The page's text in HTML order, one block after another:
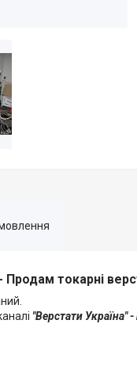
токарні
"Верстати Україна"